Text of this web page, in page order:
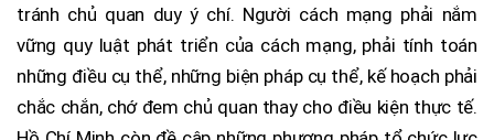
tránh chủ quan duy ý chí. Người cách mạng phải nắm
vững quy luật phát triển của cách mạng, phải tính toán
những điều cụ thể, những biện pháp cụ thể, kế hoạch phải
chắc chắn, chớ đem chủ quan thay cho điều kiện thực tế.